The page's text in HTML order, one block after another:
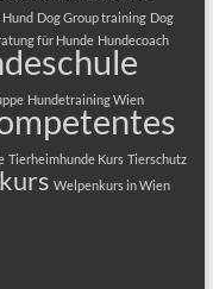
Tierheimhunde Kurs Tierschutz